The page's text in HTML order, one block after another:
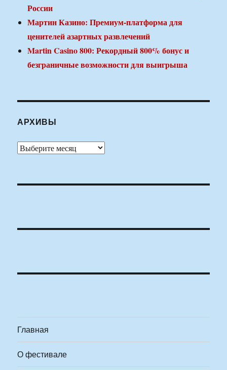
России
Мартин Казино: Премиум-платформа для
ценителей азартных развлечений
Martin Casino 800: Рекордный 800% бонус и
безграничные возможности для выигрыша
АРХИВЫ
Архивы
Главная
О фестивале